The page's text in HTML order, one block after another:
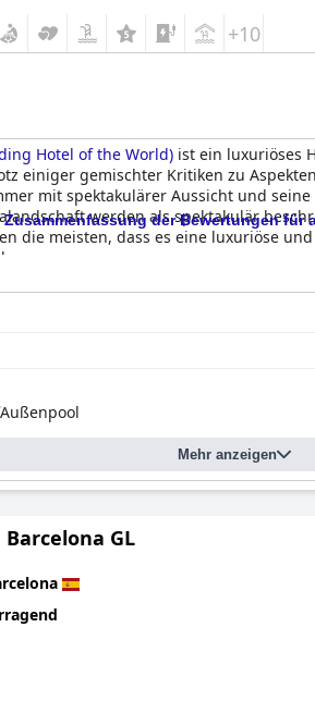
+10
Hotel of the World) ist ein luxuriöses
einiger gemischter Kritiken zu
mit spektakulärer Aussicht und
werden als spektakulär
die meisten, dass es eine luxuriöse
Zusammenfassung der Bewertungen für
Außenpool
Mehr anzeigen
Barcelona GL